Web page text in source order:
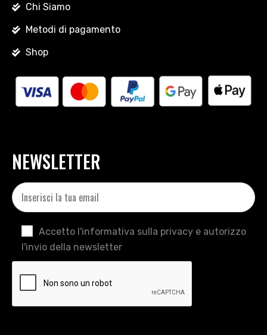
Chi Siamo
Metodi di pagamento
Shop
NEWSLETTER
Accetto l'informativa sulla privacy e autorizzo
l'invio della newsletter